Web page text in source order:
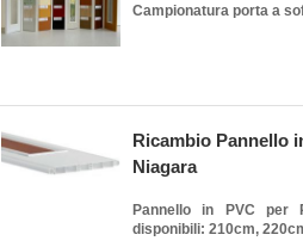
Campionatura porta a
Ricambio Pannello
Niagara
Pannello in PVC per
disponibili: 210cm,